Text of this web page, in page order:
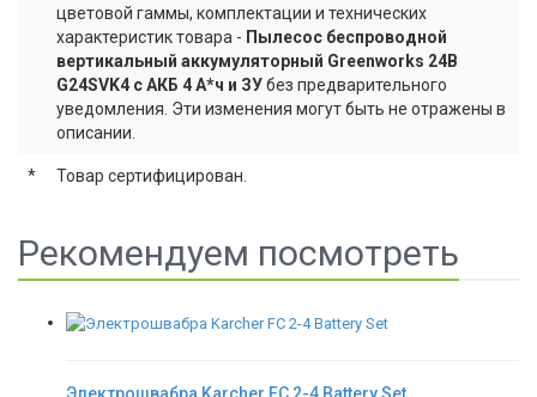
цветовой гаммы, комплектации и технических
характеристик товара - Пылесос беспроводной
вертикальный аккумуляторный Greenworks 24В
G24SVK4 с АКБ 4 А*ч и ЗУбез предварительного
уведомления. Эти изменения могут быть не отражены в
описании.
* Товар сертифицирован.
Рекомендуем посмотреть
Электрошвабра Karcher FC 2-4 Battery Set